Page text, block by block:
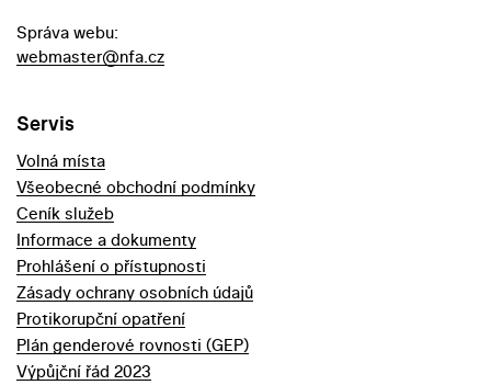
Správa webu:
webmaster@nfa.cz
Servis
Volná místa
Všeobecné obchodní podmínky
Ceník služeb
Informace a dokumenty
Prohlášení o přístupnosti
Zásady ochrany osobních údajů
Protikorupční opatření
Plán genderové rovnosti (GEP)
Výpůjční řád 2023